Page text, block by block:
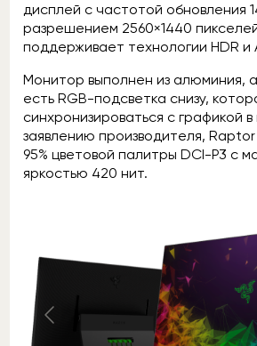
дисплей с частотой обновления
разрешением 2560×1440
поддерживает технологии HDR и
Монитор выполнен из алюминия,
есть RGB-подсветка снизу,
синхронизироваться с графикой в
заявлению производителя,
95% цветовой палитры DCI-P3 с
яркостью 420 нит.